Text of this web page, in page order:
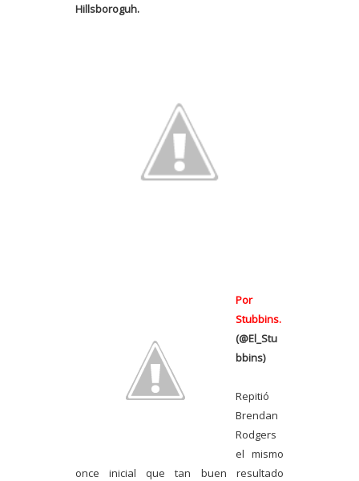
Hillsboroguh.
Por
Stubbins.
(@El_Stu
bbins)
Repitió
Brendan
Rodgers
el mismo
once inicial que tan buen resultado